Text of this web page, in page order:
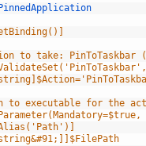
to take: PinToTaskbar
to executable for the